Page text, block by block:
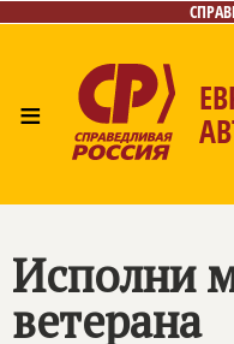
≡
Исполни
ветерана